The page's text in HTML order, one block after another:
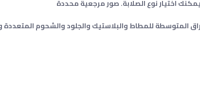
المتوسطة للمطاط والبلاستيك والجلود والشحوم